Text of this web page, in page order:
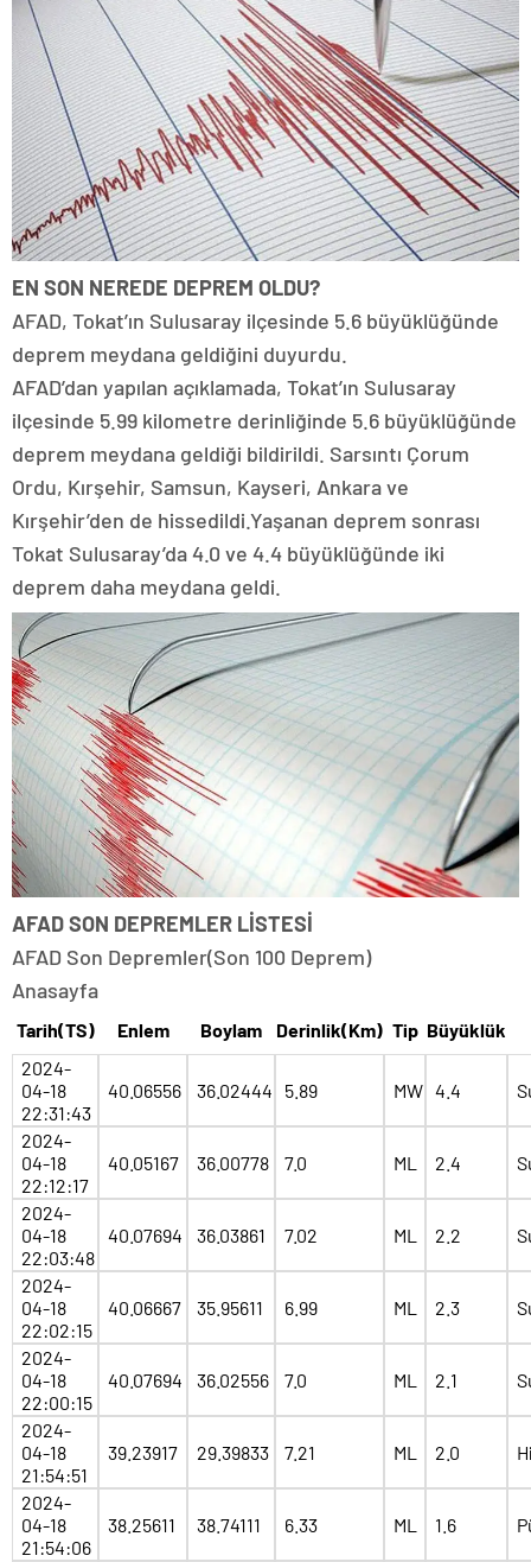
EN SON NEREDE DEPREM OLDU?
AFAD, Tokat’ın Sulusaray ilçesinde 5.6 büyüklüğünde
deprem meydana geldiğini duyurdu.
AFAD’dan yapılan açıklamada, Tokat’ın Sulusaray
ilçesinde 5.99 kilometre derinliğinde 5.6 büyüklüğünde
deprem meydana geldiği bildirildi. Sarsıntı Çorum
Ordu, Kırşehir, Samsun, Kayseri, Ankara ve
Kırşehir’den de hissedildi.Yaşanan deprem sonrası
Tokat Sulusaray’da 4.0 ve 4.4 büyüklüğünde iki
deprem daha meydana geldi.
AFAD SON DEPREMLER LİSTESİ
AFAD Son Depremler(Son 100 Deprem)
Anasayfa
Tarih(TS) Enlem Boylam Derinlik(Km) Tip Büyüklük
2024-
04-18
22:31:43
40.06556 36.02444 5.89 MW 4.4
2024-
04-18
22:12:17
40.05167 36.00778 7.0 ML 2.4
2024-
04-18
22:03:48
40.07694 36.03861 7.02 ML 2.2
2024-
04-18
22:02:15
40.06667 35.95611 6.99 ML 2.3
2024-
04-18
22:00:15
40.07694 36.02556 7.0 ML 2.1
2024-
04-18
21:54:51
39.23917 29.39833 7.21 ML 2.0
2024-
04-18
21:54:06
38.25611 38.74111 6.33 ML 1.6